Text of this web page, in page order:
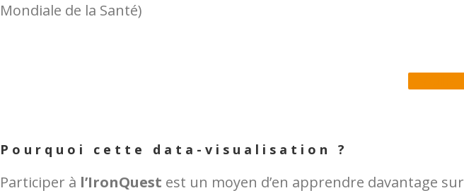
Mondiale de la Santé)
Pourquoi cette data-visualisation ?
Participer à l’IronQuest est un moyen d’en apprendre davantage